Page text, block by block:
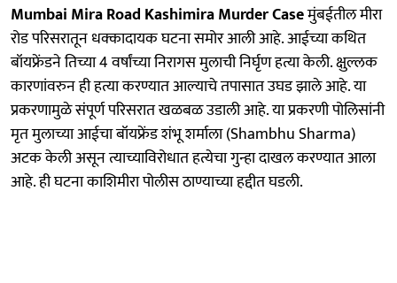
Mumbai Mira Road Kashimira Murder Caseमुंबईतील मीरा
रोड परिसरातून धक्कादायक घटना समोर आली आहे. आईच्या कथित
बॉयफ्रेंडने तिच्या 4 वर्षांच्या निरागस मुलाची निर्घृण हत्या केली. क्षुल्लक
कारणांवरुन ही हत्या करण्यात आल्याचे तपासात उघड झाले आहे. या
प्रकरणामुळे संपूर्ण परिसरात खळबळ उडाली आहे. या प्रकरणी पोलिसांनी
मृत मुलाच्या आईचा बॉयफ्रेंड शंभू शर्माला (Shambhu Sharma)
अटक केली असून त्याच्याविरोधात हत्येचा गुन्हा दाखल करण्यात आला
आहे. ही घटना काशिमीरा पोलीस ठाण्याच्या हद्दीत घडली.